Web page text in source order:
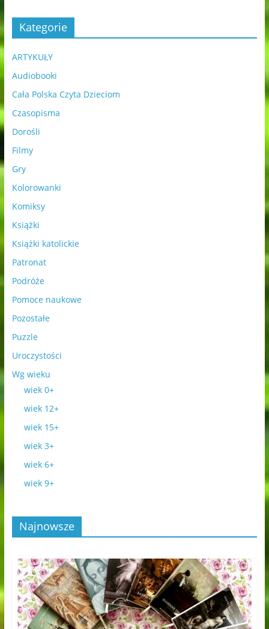
Kategorie
ARTYKUŁY
Audiobooki
Cała Polska Czyta Dzieciom
Czasopisma
Dorośli
Filmy
Gry
Kolorowanki
Komiksy
Książki
Książki katolickie
Patronat
Podróże
Pomoce naukowe
Pozostałe
Puzzle
Uroczystości
Wg wieku
wiek 0+
wiek 12+
wiek 15+
wiek 3+
wiek 6+
wiek 9+
Najnowsze